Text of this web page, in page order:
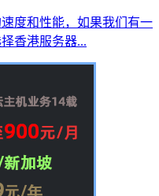
度和性能，如果我们有一
香港服务器...